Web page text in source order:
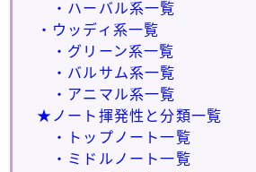
・ハーバル系一覧
・ウッディ系一覧
・グリーン系一覧
・バルサム系一覧
・アニマル系一覧
★ノート揮発性と分類一覧
・トップノート一覧
・ミドルノート一覧